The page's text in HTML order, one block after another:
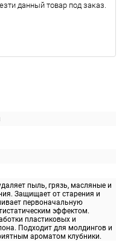
пыль, грязь, масляные и
Защищает от старения и
первоначальную
эффектом.
пластиковых и
Подходит для молдингов и
ароматом клубники.
данный товар под заказ.